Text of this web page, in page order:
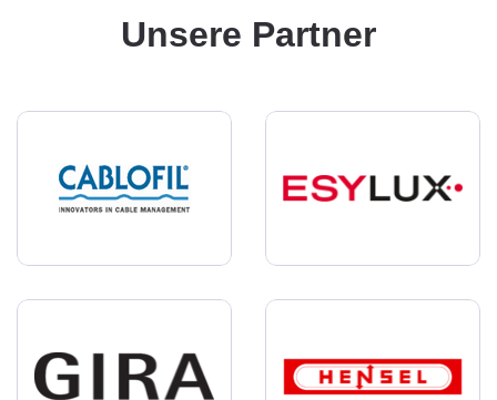
Unsere Partner